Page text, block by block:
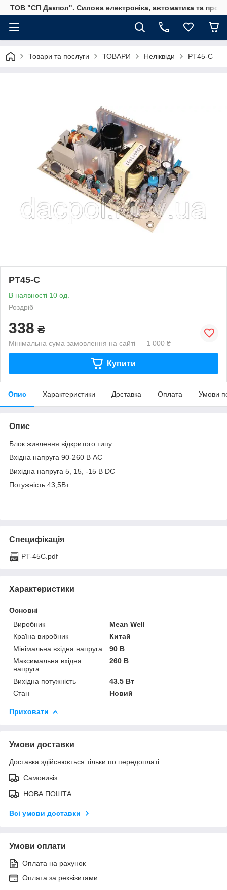
ТОВ "СП Дакпол". Силова електроніка, автоматика та
Товари та послуги ТОВАРИ Неліквіди PT45-C
PT45-C
В наявності 10 од.
Роздріб
338 ₴
Мінімальна сума замовлення на сайті — 1 000 ₴
Купити
Опис Характеристики Доставка Оплата Умови
Опис
Блок живлення відкритого типу.
Вхідна напруга 90-260 В AC
Вихідна напруга 5, 15, -15 В DC
Потужність 43,5Вт
Специфікація
PT-45C.pdf
Характеристики
Основні
Виробник
Mean Well
Країна виробник
Китай
Мінімальна вхідна напруга
90 В
Максимальна вхідна
напруга
260 В
Вихідна потужність
43.5 Вт
Стан
Новий
Приховати
Умови доставки
Доставка здійснюється тільки по передоплаті.
Самовивіз
НОВА ПОШТА
Всі умови доставки
Умови оплати
Оплата на рахунок
Оплата за реквізитами